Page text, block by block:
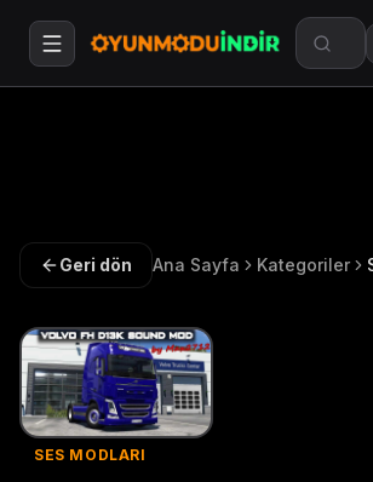
Geri dön Ana Sayfa Kategoriler
SES MODLARI